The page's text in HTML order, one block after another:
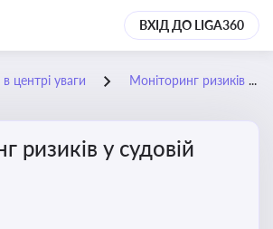
ВХІД ДО LIGA360
центрі уваги Моніторинг ризиків у судовій системі
ризиків у судовій